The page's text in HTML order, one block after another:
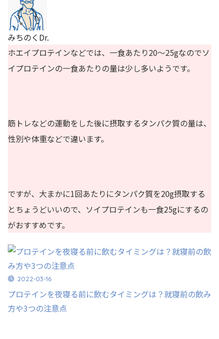
みちのくDr.
ホエイプロテインなどでは、一食あたり20〜25gなのでソ
イプロテインの一食あたりの量は少し多いようです。
筋トレなどの運動をした後に摂取するタンパク質の量は、
性別や体重などで違います。
ですが、大まかに1回あたりにタンパク質を20g摂取する
とちょうどいいので、ソイプロテインも一食25gにするの
がおすすめです。
2022-03-16
プロテインを夜寝る前に飲むタイミングは？就寝前の飲み
方や3つの注意点